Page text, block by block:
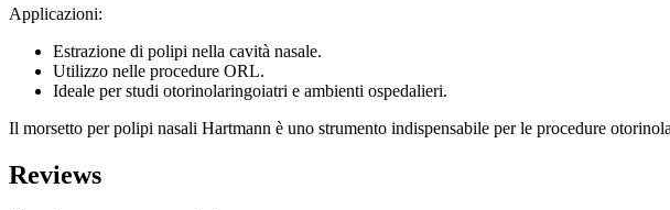
Applicazioni:
Estrazione di polipi nella cavità nasale.
Utilizzo nelle procedure ORL.
Ideale per studi otorinolaringoiatri e ambienti ospedalieri.
Il morsetto per polipi nasali Hartmann è uno strumento indispensabile per le procedure
Reviews